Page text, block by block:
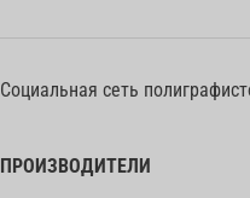
Социальная сеть
ПРОИЗВОДИТЕЛИ